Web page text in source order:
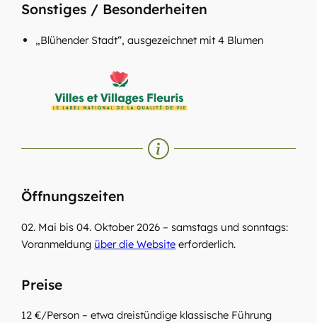
Sonstiges / Besonderheiten
„Blühender Stadt“, ausgezeichnet mit 4 Blumen
Öffnungszeiten
02. Mai bis 04. Oktober 2026 – samstags und sonntags:
Voranmeldung über die Website erforderlich.
Preise
12 €/Person – etwa dreistündige klassische Führung